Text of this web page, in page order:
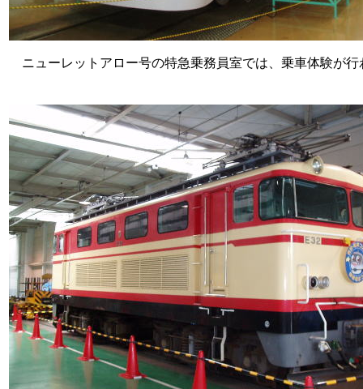
ニューレットアロー号の特急乗務員室では、乗車体験が行